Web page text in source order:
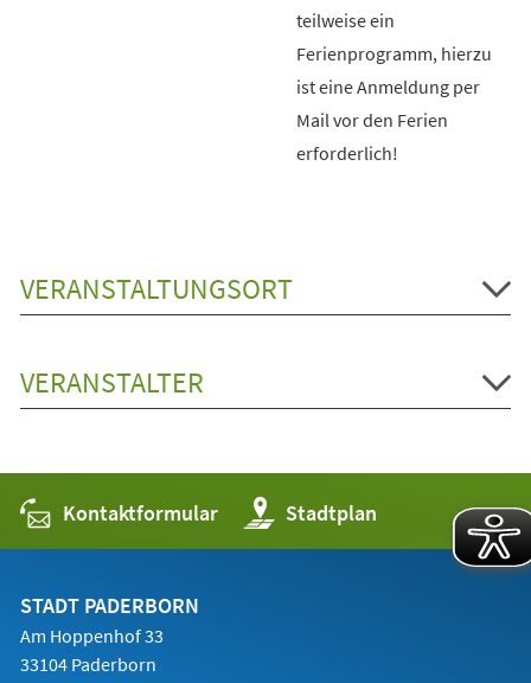
teilweise ein
Ferienprogramm, hierzu
ist eine Anmeldung per
Mail vor den Ferien
erforderlich!
VERANSTALTUNGSORT
VERANSTALTER
Kontaktformular Stadtplan
(Öffnet
in
einem
STADT PADERBORN
Am Hoppenhof 33
33104 Paderborn